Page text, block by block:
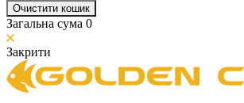
Очистити кошик
Загальна сума 0
Закрити